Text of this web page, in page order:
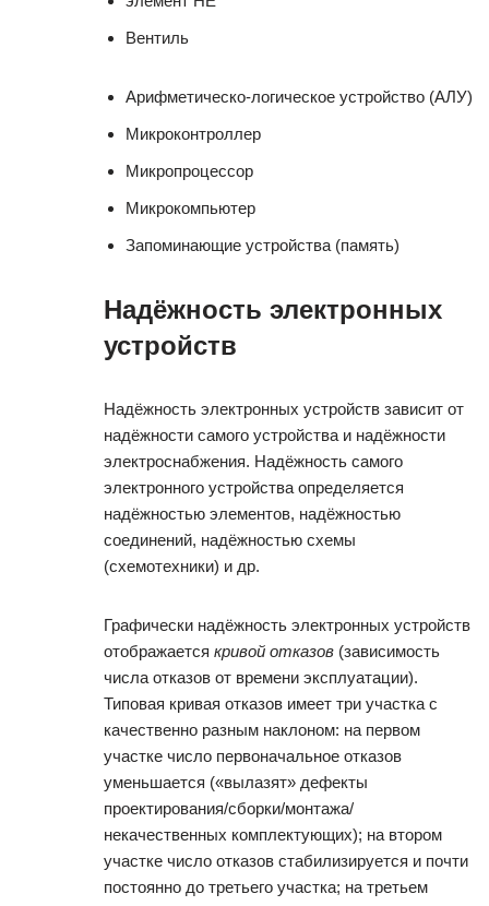
Вентиль
Арифметическо-логическое устройство (АЛУ)
Микроконтроллер
Микропроцессор
Микрокомпьютер
Запоминающие устройства (память)
Надёжность электронных
устройств
Надёжность электронных устройств зависит от
надёжности самого устройства и надёжности
электроснабжения. Надёжность самого
электронного устройства определяется
надёжностью элементов, надёжностью
соединений, надёжностью схемы
(схемотехники) и др.
Графически надёжность электронных устройств
отображается кривой отказов (зависимость
числа отказов от времени эксплуатации).
Типовая кривая отказов имеет три участка с
качественно разным наклоном: на первом
участке число первоначальное отказов
уменьшается («вылазят» дефекты
проектирования/сборки/монтажа/
некачественных комплектующих); на втором
участке число отказов стабилизируется и почти
постоянно до третьего участка; на третьем